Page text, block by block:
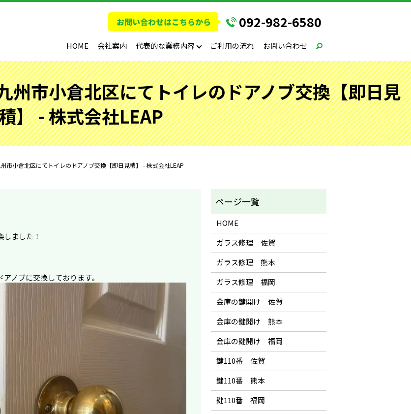
092-982-6580
HOME 会社案内 代表的な業務内容 ご利用の流れ お問い合わせ
州市小倉北区にてトイレのドアノブ交換【即日見
】 - 株式会社LEAP
市小倉北区にてトイレのドアノブ交換【即日見積】 - 株式会社LEAP
ました！
ノブに交換しております。
HOME
ガラス修理 佐賀
ガラス修理 熊本
ガラス修理 福岡
金庫の鍵開け 佐賀
金庫の鍵開け 熊本
金庫の鍵開け 福岡
鍵110番 佐賀
鍵110番 熊本
鍵110番 福岡